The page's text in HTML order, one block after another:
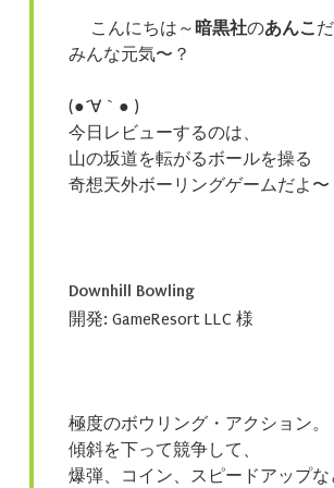
こんにちは～ 暗黒社のあんこ
みんな元気〜？
(●´∀｀● )
今日レビューするのは、
山の坂道を転がるボールを操る
奇想天外ボーリングゲームだよ〜
Downhill Bowling
開発: GameResort LLC 様
極度のボウリング・アクション。
傾斜を下って競争して、
爆弾、コイン、スピードアップな